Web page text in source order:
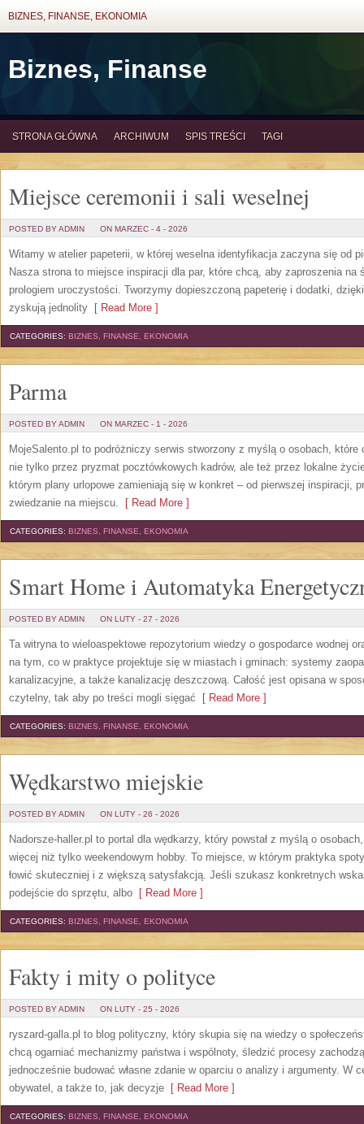
BIZNES, FINANSE, EKONOMIA
Biznes, Finanse
STRONA GŁÓWNA ARCHIWUM SPIS TREŚCI TAGI
Miejsce ceremonii i sali weselnej
POSTED BY ADMIN ON MARZEC - 4 - 2026
Witamy w atelier papeterii, w której weselna identyfikacja zaczyna się od
Nasza strona to miejsce inspiracji dla par, które chcą, aby zaproszenia na
prologiem uroczystości. Tworzymy dopieszczoną papeterię i dodatki,
zyskują jednolity [ Read More ]
CATEGORIES: BIZNES, FINANSE, EKONOMIA
Parma
POSTED BY ADMIN ON MARZEC - 1 - 2026
MojeSalento.pl to podróżniczy serwis stworzony z myślą o osobach, które
nie tylko przez pryzmat pocztówkowych kadrów, ale też przez lokalne
którym plany urlopowe zamieniają się w konkret – od pierwszej inspiracji,
zwiedzanie na miejscu. [ Read More ]
CATEGORIES: BIZNES, FINANSE, EKONOMIA
Smart Home i Automatyka
POSTED BY ADMIN ON LUTY - 27 - 2026
Ta witryna to wieloaspektowe repozytorium wiedzy o gospodarce wodnej
na tym, co w praktyce projektuje się w miastach i gminach: systemy
kanalizacyjne, a także kanalizację deszczową. Całość jest opisana w
czytelny, tak aby po treści mogli sięgać [ Read More ]
CATEGORIES: BIZNES, FINANSE, EKONOMIA
Wędkarstwo miejskie
POSTED BY ADMIN ON LUTY - 26 - 2026
Nadorsze-haller.pl to portal dla wędkarzy, który powstał z myślą o
więcej niż tylko weekendowym hobby. To miejsce, w którym praktyka
łowić skuteczniej i z większą satysfakcją. Jeśli szukasz konkretnych
podejście do sprzętu, albo [ Read More ]
CATEGORIES: BIZNES, FINANSE, EKONOMIA
Fakty i mity o polityce
POSTED BY ADMIN ON LUTY - 25 - 2026
ryszard-galla.pl to blog polityczny, który skupia się na wiedzy o
chcą ogarniać mechanizmy państwa i wspólnoty, śledzić procesy
jednocześnie budować własne zdanie w oparciu o analizy i argumenty. W
obywatel, a także to, jak decyzje [ Read More ]
CATEGORIES: BIZNES, FINANSE, EKONOMIA